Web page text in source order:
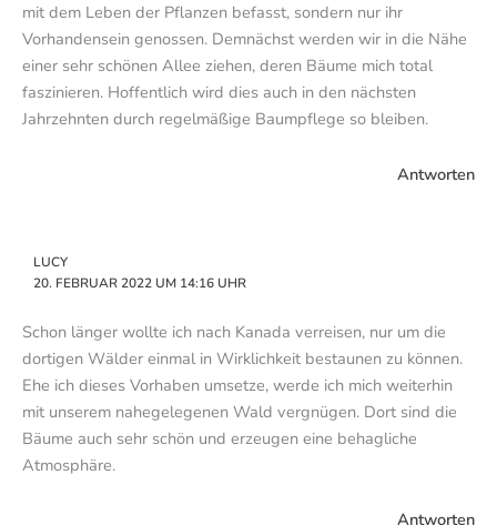
mit dem Leben der Pflanzen befasst, sondern nur ihr
Vorhandensein genossen. Demnächst werden wir in die Nähe
einer sehr schönen Allee ziehen, deren Bäume mich total
faszinieren. Hoffentlich wird dies auch in den nächsten
Jahrzehnten durch regelmäßige Baumpflege so bleiben.
Antworten
LUCY
20. FEBRUAR 2022 UM 14:16 UHR
Schon länger wollte ich nach Kanada verreisen, nur um die
dortigen Wälder einmal in Wirklichkeit bestaunen zu können.
Ehe ich dieses Vorhaben umsetze, werde ich mich weiterhin
mit unserem nahegelegenen Wald vergnügen. Dort sind die
Bäume auch sehr schön und erzeugen eine behagliche
Atmosphäre.
Antworten